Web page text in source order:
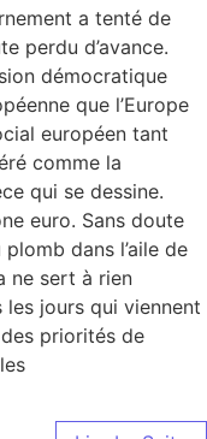
a tenté de
perdu d’avance.
démocratique
que l’Europe
européen tant
comme la
qui se dessine.
euro. Sans doute
dans l’aile de
ne sert à rien
les jours qui viennent
priorités de